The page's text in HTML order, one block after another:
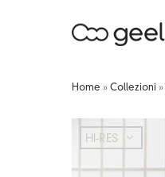
Home » Collezioni »
HI-RES